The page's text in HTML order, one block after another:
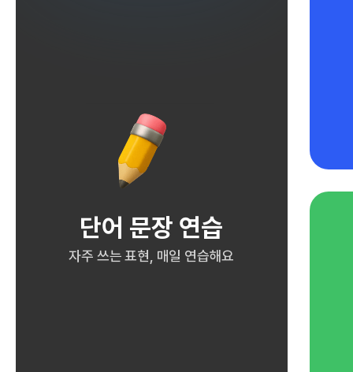
단어 문장 연습
자주 쓰는 표현, 매일 연습해요